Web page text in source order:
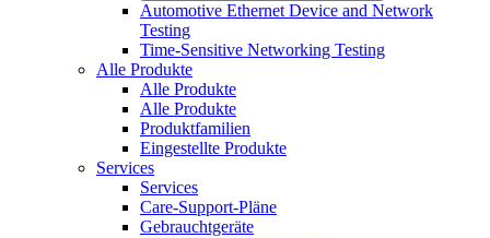
Automotive Ethernet Device and Network
Testing
Time-Sensitive Networking Testing
Alle Produkte
Alle Produkte
Alle Produkte
Produktfamilien
Eingestellte Produkte
Services
Services
Care-Support-Pläne
Gebrauchtgeräte